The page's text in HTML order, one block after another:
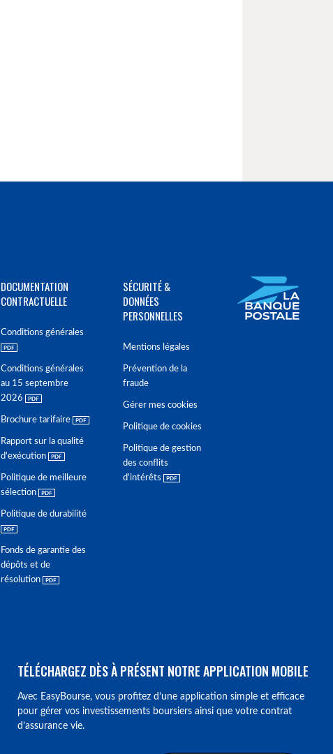
DOCUMENTATION
CONTRACTUELLE
Conditions générales
Conditions générales
au 15 septembre
2026
Brochure tarifaire
Rapport sur la qualité
d'exécution
Politique de meilleure
sélection
Politique de durabilité
Fonds de garantie des
dépôts et de
résolution
SÉCURITÉ &
DONNÉES
PERSONNELLES
Mentions légales
Prévention de la
fraude
Gérer mes cookies
Politique de cookies
Politique de gestion
des conflits
d'intérêts
TÉLÉCHARGEZ DÈS À PRÉSENT NOTRE APPLICATION MOBILE
Avec EasyBourse, vous profitez d’une application simple et efficace
pour gérer vos investissements boursiers ainsi que votre contrat
d’assurance vie.